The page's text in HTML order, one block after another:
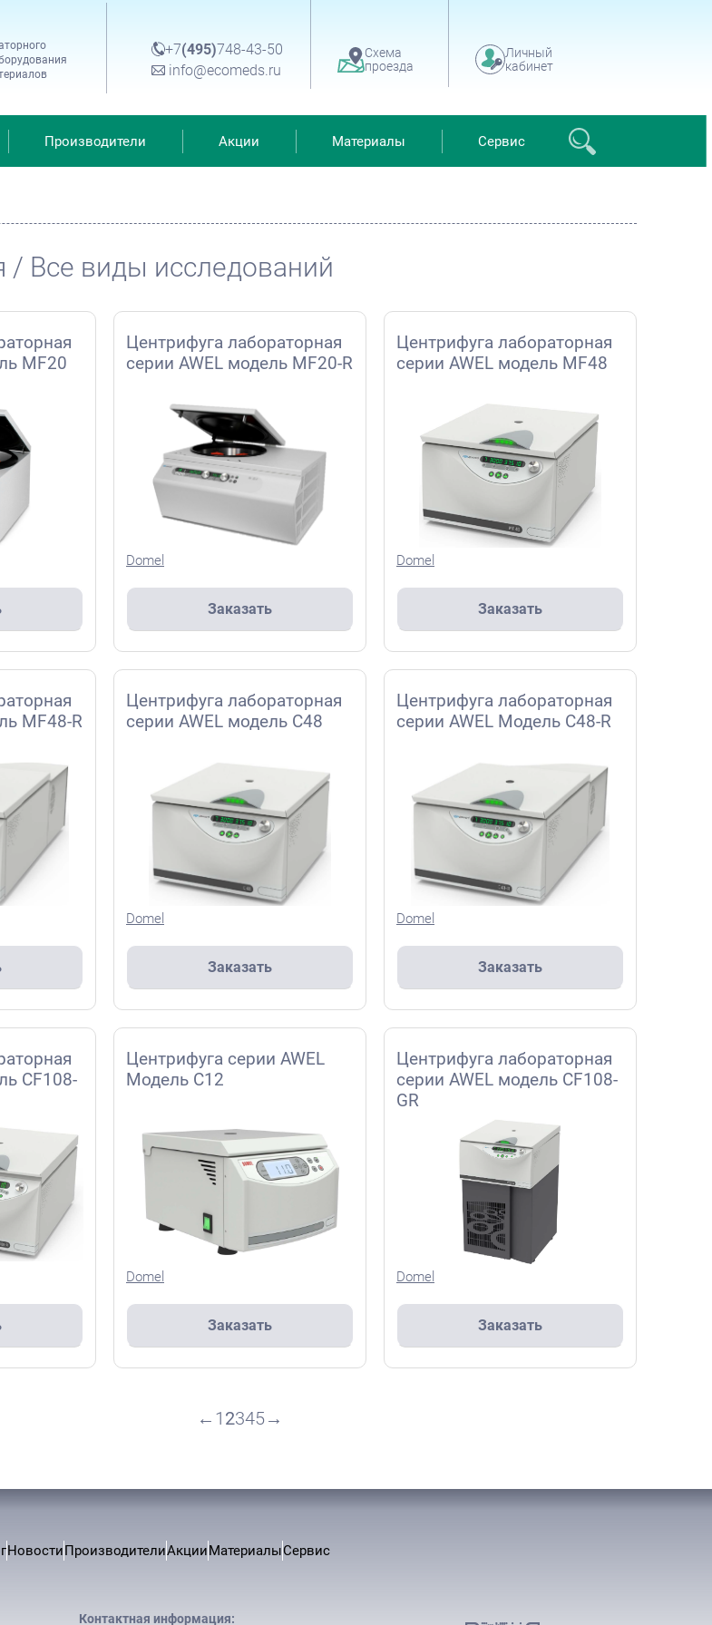
+7(495)748-43-50
info@ecomeds.ru
Схема
проезда
Личный
кабинет
Производители Акции Материалы Сервис
/ Все виды исследований
MF20
Центрифуга лабораторная
серии AWEL модель MF20-R
Domel
Заказать
Центрифуга лабораторная
серии AWEL модель MF48
Domel
Заказать
MF48-R
Центрифуга лабораторная
серии AWEL модель С48
Domel
Заказать
Центрифуга лабораторная
серии AWEL Модель С48-R
Domel
Заказать
CF108-
Центрифуга серии AWEL
Модель С12
Domel
Заказать
Центрифуга лабораторная
серии AWEL модель CF108-
GR
Domel
Заказать
← 1 2345→
НовостиПроизводителиАкцииМатериалыСервис
Контактная информация: